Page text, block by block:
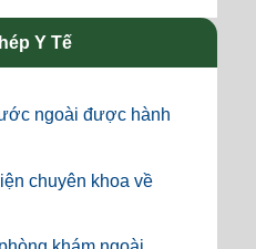
Y Tế
ngoài được hành
chuyên khoa về